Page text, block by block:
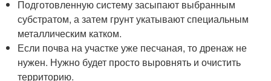
Подготовленную систему засыпают выбранным
субстратом, а затем грунт укатывают специальным
металлическим катком.
Если почва на участке уже песчаная, то дренаж не
нужен. Нужно будет просто выровнять и очистить
территорию.